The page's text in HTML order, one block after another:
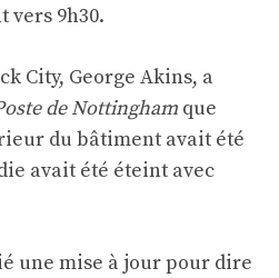
vers 9h30.
City, George Akins, a
de Nottingham que
du bâtiment avait été
avait été éteint avec
une mise à jour pour dire